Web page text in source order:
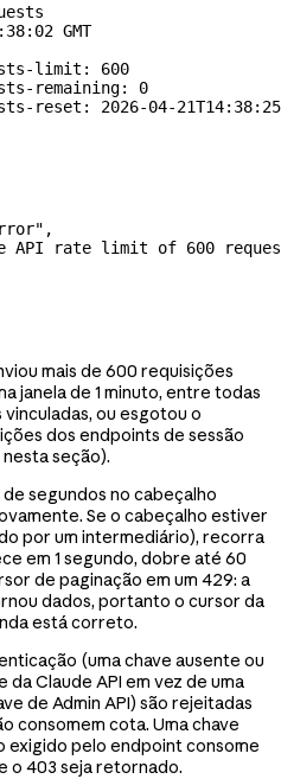
GMT
limit :
600
remaining:
0
reset : 2026-04-
,
API rate limit of 600
mais de 600 requisições
janela de 1 minuto, entre todas
vinculadas, ou esgotou o
dos endpoints de sessão
seção).
segundos no cabeçalho
Se o cabeçalho estiver
por um intermediário), recorra
em 1 segundo, dobre até 60
de paginação em um 429: a
dados, portanto o cursor da
está correto.
(uma chave ausente ou
da Claude API em vez de uma
de Admin API) são rejeitadas
consomem cota. Uma chave
exigido pelo endpoint consome
o 403 seja retornado.